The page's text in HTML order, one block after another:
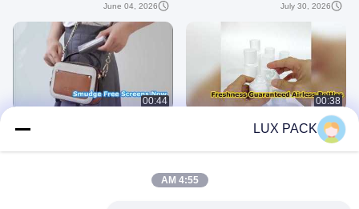
July 30, 2026
June 04, 2026
00:38
00:44
LUX PACK
4:55 AM